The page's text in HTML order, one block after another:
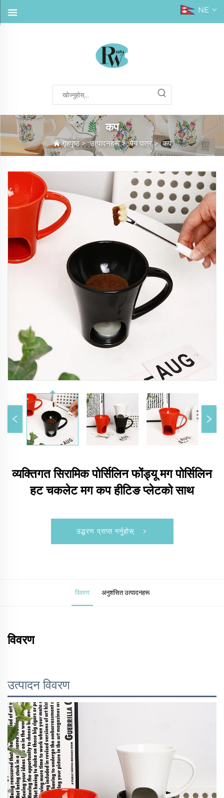
NE
कप
गृहपृष्ठ>उत्पादनहरू>पेय पात्र>कप
व्यक्तिगत सिरामिक पोर्सिलिन फोंड्यू मग पोर्सिलिन
हट चकलेट मग कप हीटिङ प्लेटको साथ
उद्धरण प्राप्त गर्नुहोस्
विवरण अनुशंसित उत्पादनहरू
विवरण
उत्पादन विवरण